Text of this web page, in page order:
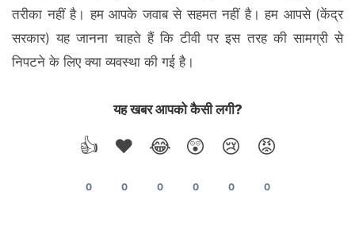
तरीका नहीं है। हम आपके जवाब से सहमत नहीं है। हम आपसे (केंद्र
सरकार) यह जानना चाहते हैं कि टीवी पर इस तरह की सामग्री से
निपटने के लिए क्‍या व्यवस्था की गई है।
यह खबर आपको कैसी लगी?
👍
0
❤️
0
😂
0
😲
0
😢
0
😡
0